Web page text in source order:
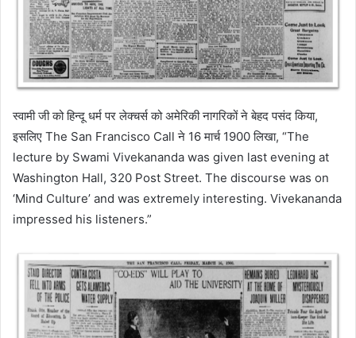
स्वामी जी को हिन्दू धर्म पर लेक्चर्स को अमेरिकी नागरिकों ने बेहद पसंद किया,
इसलिए The San Francisco Call ने 16 मार्च 1900 लिखा, “The
lecture by Swami Vivekananda was given last evening at
Washington Hall, 320 Post Street. The discourse was on
‘Mind Culture’ and was extremely interesting. Vivekananda
impressed his listeners.”